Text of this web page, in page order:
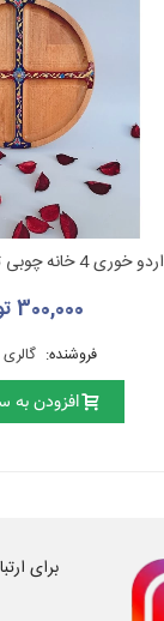
اردو خوری 4 خانه چوبی تذهیب کاری شده
300,000 تومان
فروشنده:
افزودن به
برای